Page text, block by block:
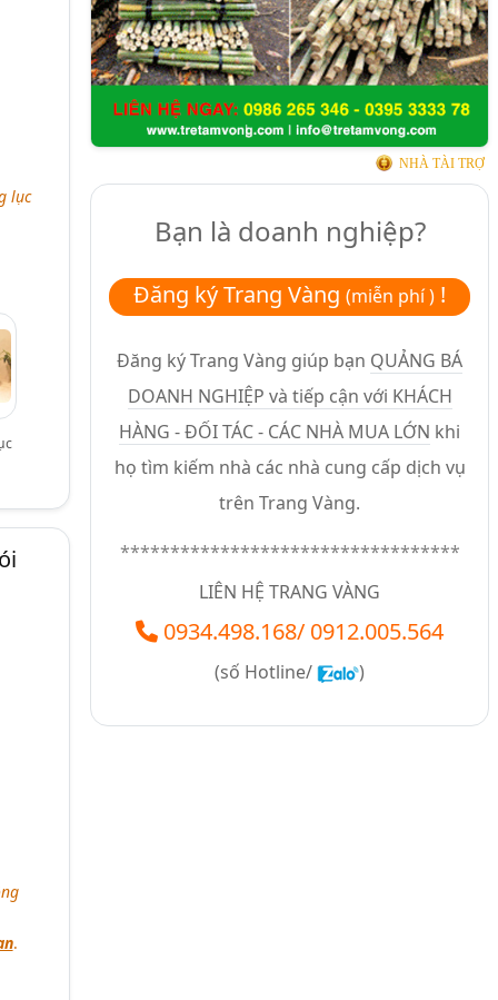
lục
.
NHÀ TÀI TRỢ
Bạn là doanh nghiệp?
Đăng ký Trang Vàng(miễn phí ) !
Đăng ký Trang Vàng giúp bạn QUẢNG BÁ
DOANH NGHIỆP và tiếp cận với KHÁCH
HÀNG - ĐỐI TÁC - CÁC NHÀ MUA LỚN khi
họ tìm kiếm nhà các nhà cung cấp dịch vụ
trên Trang Vàng.
**********************************
LIÊN HỆ TRANG VÀNG
0934.498.168/ 0912.005.564
(số Hotline/ )